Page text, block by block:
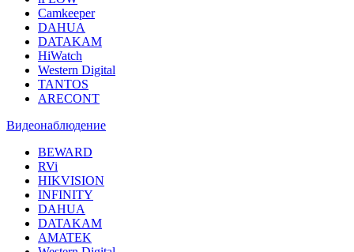
Camkeeper
DAHUA
DATAKAM
HiWatch
Western Digital
TANTOS
ARECONT
Видеонаблюдение
BEWARD
RVi
HIKVISION
INFINITY
DAHUA
DATAKAM
AMATEK